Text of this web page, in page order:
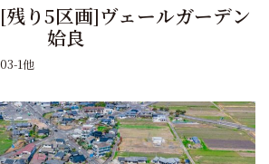
り5区画]ヴェールガーデン
姶良
1他